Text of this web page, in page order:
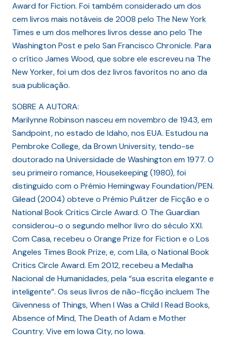
Award for Fiction. Foi também considerado um dos
cem livros mais notáveis de 2008 pelo The New York
Times e um dos melhores livros desse ano pelo The
Washington Post e pelo San Francisco Chronicle. Para
o crítico James Wood, que sobre ele escreveu na The
New Yorker, foi um dos dez livros favoritos no ano da
sua publicação.
SOBRE A AUTORA:
Marilynne Robinson nasceu em novembro de 1943, em
Sandpoint, no estado de Idaho, nos EUA. Estudou na
Pembroke College, da Brown University, tendo-se
doutorado na Universidade de Washington em 1977. O
seu primeiro romance, Housekeeping (1980), foi
distinguido com o Prémio Hemingway Foundation/PEN.
Gilead (2004) obteve o Prémio Pulitzer de Ficção e o
National Book Critics Circle Award. O The Guardian
considerou-o o segundo melhor livro do século XXI.
Com Casa, recebeu o Orange Prize for Fiction e o Los
Angeles Times Book Prize, e, com Lila, o National Book
Critics Circle Award. Em 2012, recebeu a Medalha
Nacional de Humanidades, pela “sua escrita elegante e
inteligente”. Os seus livros de não-ficção incluem The
Givenness of Things, When I Was a Child I Read Books,
Absence of Mind, The Death of Adam e Mother
Country. Vive em Iowa City, no Iowa.